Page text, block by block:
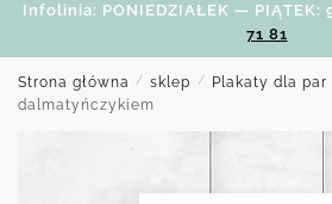
Infolinia: PONIEDZIAŁEK — PIĄTEK:
71 81
Strona główna / sklep / Plakaty dla par
dalmatyńczykiem